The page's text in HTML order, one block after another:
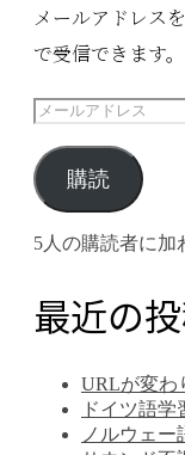
メールアドレス
で受信できます。
メ
ー
ル
ア
ド
ス
購読
5人の購読者に加
最近の
URLが変わ
ドイツ語
ノルウェー